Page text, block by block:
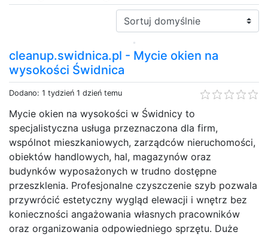
Sortuj:
cleanup.swidnica.pl - Mycie okien na
wysokości Świdnica
Dodano: 1 tydzień 1 dzień temu
Mycie okien na wysokości w Świdnicy to
specjalistyczna usługa przeznaczona dla firm,
wspólnot mieszkaniowych, zarządców nieruchomości,
obiektów handlowych, hal, magazynów oraz
budynków wyposażonych w trudno dostępne
przeszklenia. Profesjonalne czyszczenie szyb pozwala
przywrócić estetyczny wygląd elewacji i wnętrz bez
konieczności angażowania własnych pracowników
oraz organizowania odpowiedniego sprzętu. Duże